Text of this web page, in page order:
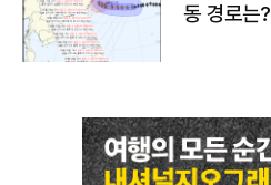
동 경로는?